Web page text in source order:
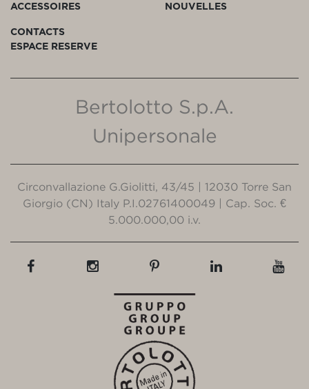
ACCESSOIRES
NOUVELLES
CONTACTS
ESPACE RESERVE
Bertolotto S.p.A.
Unipersonale
Circonvallazione G.Giolitti, 43/45 | 12030 Torre San
Giorgio (CN) Italy P.I.02761400049 | Cap. Soc. €
5.000.000,00 i.v.